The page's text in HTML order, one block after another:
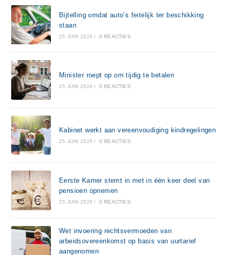
Bijtelling omdat auto’s feitelijk ter beschikking
staan
25 JUNI 2026 / 0 REACTIES
Minister roept op om tijdig te betalen
25 JUNI 2026 / 0 REACTIES
Kabinet werkt aan vereenvoudiging kindregelingen
25 JUNI 2026 / 0 REACTIES
Eerste Kamer stemt in met in één keer deel van
pensioen opnemen
25 JUNI 2026 / 0 REACTIES
Wet invoering rechtsvermoeden van
arbeidsovereenkomst op basis van uurtarief
aangenomen